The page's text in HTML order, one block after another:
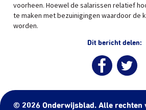
voorheen. Hoewel de salarissen relatief
te maken met bezuinigingen waardoor de
worden.
Dit bericht delen:
© 2026 Onderwijsblad. Alle rechten